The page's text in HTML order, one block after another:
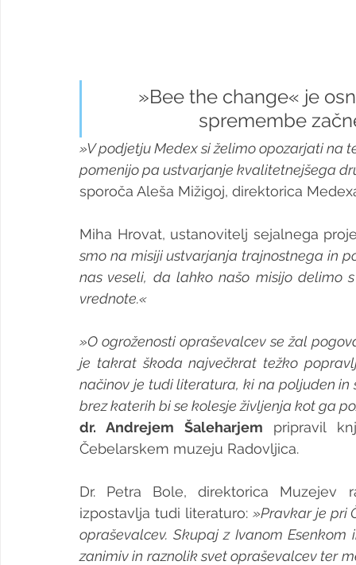
»Bee the change« je
spremembe
»V podjetju Medex si želimo opozarjati na
pomenijo pa ustvarjanje kvalitetnejšega
sporoča Aleša Mižigoj, direktorica
Miha Hrovat, ustanovitelj sejalnega
smo na misiji ustvarjanja trajnostnega in
nas veseli, da lahko našo misijo delimo
vrednote.«
»O ogroženosti opraševalcev se žal
je takrat škoda največkrat težko
načinov je tudi literatura, ki na poljuden
brez katerih bi se kolesje življenja kot ga
dr. Andrejem Šaleharjem pripravil
Čebelarskem muzeju Radovljica.
Dr. Petra Bole, direktorica Muzejev
izpostavlja tudi literaturo: »Pravkar je pri
opraševalcev. Skupaj z Ivanom
zanimiv in raznolik svet opraševalcev ter